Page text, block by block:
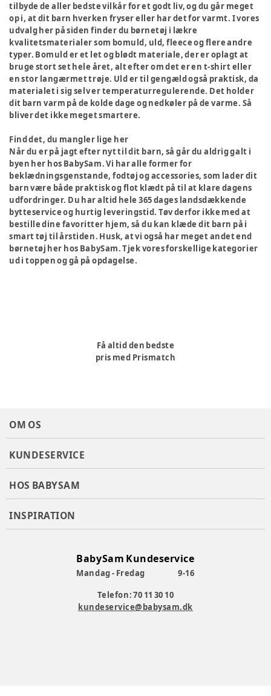
tilbyde de aller bedste vilkår for et godt liv, og du går meget
op i, at dit barn hverken fryser eller har det for varmt. I vores
udvalg her på siden finder du børnetøj i lækre
kvalitetsmaterialer som bomuld, uld, fleece og flere andre
typer. Bomuld er et let og blødt materiale, der er oplagt at
bruge stort set hele året, alt efter om det er en t-shirt eller
en stor langærmet trøje. Uld er til gengæld også praktisk, da
materialet i sig selv er temperaturregulerende. Det holder
dit barn varm på de kolde dage og nedkøler på de varme. Så
bliver det ikke meget smartere.
Find det, du mangler lige her
Når du er på jagt efter nyt til dit barn, så går du aldrig galt i
byen her hos BabySam. Vi har alle former for
beklædningsgenstande, fodtøj og accessories, som lader dit
barn være både praktisk og flot klædt på til at klare dagens
udfordringer. Du har altid hele 365 dages landsdækkende
bytteservice og hurtig leveringstid. Tøv derfor ikke med at
bestille dine favoritter hjem, så du kan klæde dit barn på i
smart tøj til årstiden. Husk, at vi også har meget andet end
børnetøj her hos BabySam. Tjek vores forskellige kategorier
ud i toppen og gå på opdagelse.
Få altid den bedste
pris med Prismatch
OM OS
KUNDESERVICE
HOS BABYSAM
INSPIRATION
BabySam Kundeservice
Mandag - Fredag
9-16
Telefon: 70 11 30 10
kundeservice@babysam.dk